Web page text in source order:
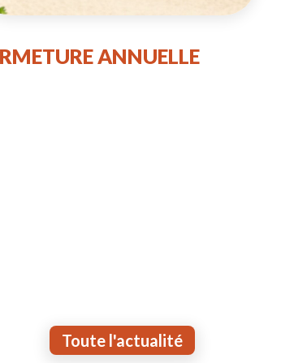
ANNUELLE
Toute l'actualité